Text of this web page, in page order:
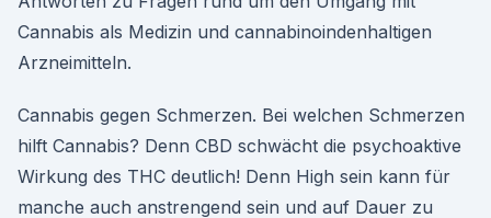
Cannabis als Medizin und cannabinoindenhaltigen
Arzneimitteln.
Cannabis gegen Schmerzen. Bei welchen Schmerzen
hilft Cannabis? Denn CBD schwächt die psychoaktive
Wirkung des THC deutlich! Denn High sein kann für
manche auch anstrengend sein und auf Dauer zu